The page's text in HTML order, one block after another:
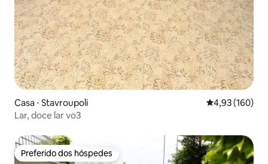
Casa ⋅ Stavroupoli 4,93 de uma
4,93 (160)
Lar, doce lar νο3
Preferido dos hóspedes
Preferido dos hóspedes